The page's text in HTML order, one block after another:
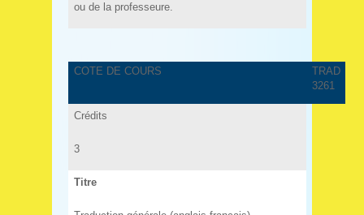
ou de la professeure.
COTE DE COURS
TRAD
3261
Crédits
3
Titre